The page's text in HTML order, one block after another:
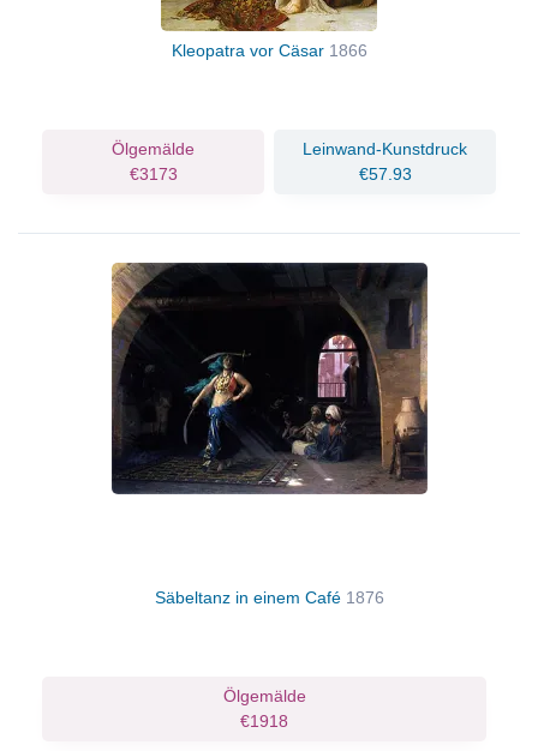
Kleopatra vor Cäsar 1866
Ölgemälde
€3173
Leinwand-Kunstdruck
€57.93
Säbeltanz in einem Café 1876
Ölgemälde
€1918